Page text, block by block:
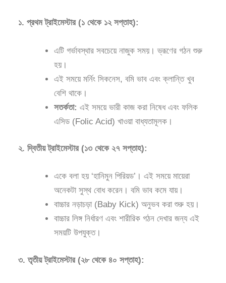
১. প্রথম ট্রাইমেস্টার (১ থেকে ১২ সপ্তাহ):
এটি গর্ভাবস্থার সবচেয়ে নাজুক সময়। ভ্রূণের গঠন শুরু
হয়।
এই সময়ে মর্নিং সিকনেস, বমি ভাব এবং ক্লান্তি খুব
বেশি থাকে।
সতর্কতা: এই সময়ে ভারী কাজ করা নিষেধ এবং ফলিক
এসিড (Folic Acid) খাওয়া বাধ্যতামূলক।
২. দ্বিতীয় ট্রাইমেস্টার (১৩ থেকে ২৭ সপ্তাহ):
একে বলা হয় ‘হানিমুন পিরিয়ড’। এই সময়ে মায়েরা
অনেকটা সুস্থ বোধ করেন। বমি ভাব কমে যায়।
বাচ্চার নড়াচড়া (Baby Kick) অনুভব করা শুরু হয়।
বাচ্চার লিঙ্গ নির্ধারণ এবং শারীরিক গঠন দেখার জন্য এই
সময়টি উপযুক্ত।
৩. তৃতীয় ট্রাইমেস্টার (২৮ থেকে ৪০ সপ্তাহ):